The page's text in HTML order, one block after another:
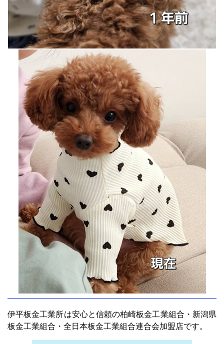
伊平板金工業所は安心と信頼の柏崎板金工業組合・新潟県
板金工業組合・全日本板金工業組合連合会加盟店です。